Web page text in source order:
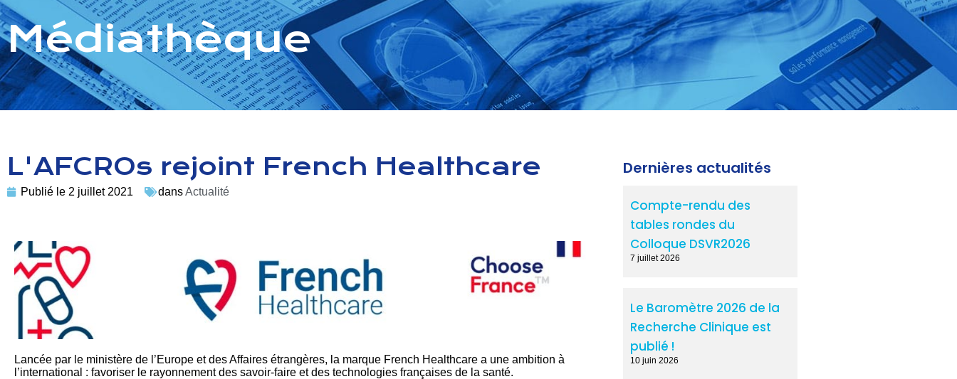
Médiathèque
L'AFCROs rejoint French Healthcare
Publié le 2 juillet 2021 dansActualité
Lancée par le ministère de l’Europe et des Affaires étrangères, la marque French Healthcare a une ambition à
l’international : favoriser le rayonnement des savoir-faire et des technologies françaises de la santé.
Dernières actualités
Compte-rendu des
tables rondes du
Colloque DSVR2026
7 juillet 2026
Le Baromètre 2026 de la
Recherche Clinique est
publié !
10 juin 2026